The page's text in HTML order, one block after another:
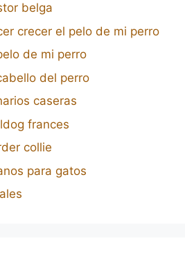
belga
crecer el pelo de mi perro
de mi perro
del perro
caseras
frances
collie
para gatos